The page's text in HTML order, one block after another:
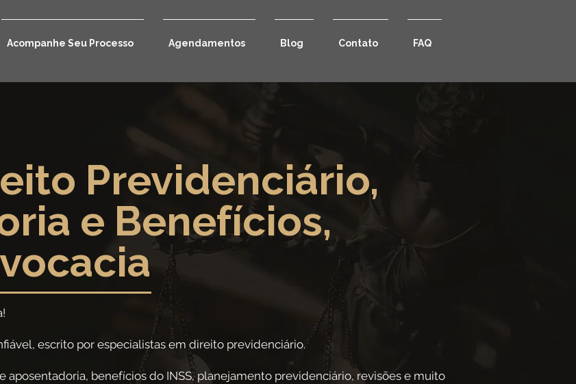
Acompanhe Seu Processo Agendamentos Blog Contato FAQ
Previdenciário,
e Benefícios,
escrito por especialistas em direito previdenciário.
aposentadoria, benefícios do INSS, planejamento previdenciário, revisões e muito